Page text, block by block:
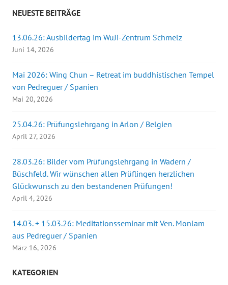
NEUESTE BEITRÄGE
13.06.26: Ausbildertag im WuJi-Zentrum Schmelz
Juni 14, 2026
Mai 2026: Wing Chun – Retreat im buddhistischen Tempel
von Pedreguer / Spanien
Mai 20, 2026
25.04.26: Prüfungslehrgang in Arlon / Belgien
April 27, 2026
28.03.26: Bilder vom Prüfungslehrgang in Wadern /
Büschfeld. Wir wünschen allen Prüflingen herzlichen
Glückwunsch zu den bestandenen Prüfungen!
April 4, 2026
14.03. + 15.03.26: Meditationsseminar mit Ven. Monlam
aus Pedreguer / Spanien
März 16, 2026
KATEGORIEN